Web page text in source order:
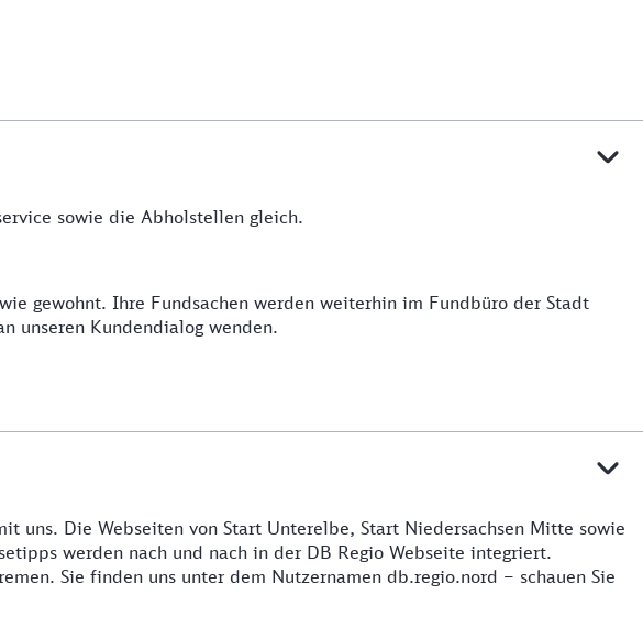
sowie die Abholstellen gleich.
gewohnt. Ihre Fundsachen werden weiterhin im Fundbüro der Stadt
unseren Kundendialog wenden.
uns. Die Webseiten von Start Unterelbe, Start Niedersachsen Mitte sowie
werden nach und nach in der DB Regio Webseite integriert.
Sie finden uns unter dem Nutzernamen db.regio.nord – schauen Sie